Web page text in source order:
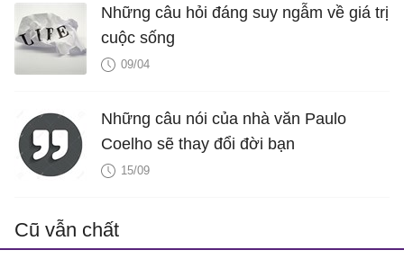
Những câu hỏi đáng suy ngẫm về giá trị
cuộc sống
09/04
Những câu nói của nhà văn Paulo
Coelho sẽ thay đổi đời bạn
15/09
Cũ vẫn chất